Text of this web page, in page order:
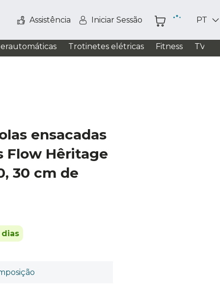
Assistência Iniciar Sessão PT
Trotinetes elétricas Fitness TV /
ensacadas
Flow Hêritage
30 cm de
dias